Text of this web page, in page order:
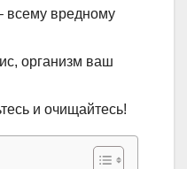
всему вредному
организм ваш
и очищайтесь!